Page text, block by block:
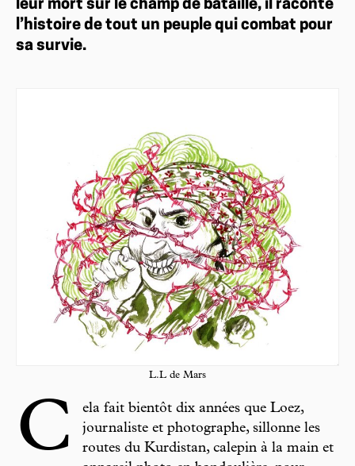
leur mort sur le champ de bataille, il raconte
l’histoire de tout un peuple qui combat pour
sa survie.
L.L de Mars
C
ela fait bientôt dix années que Loez,
journaliste et photographe, sillonne les
routes du Kurdistan, calepin à la main et